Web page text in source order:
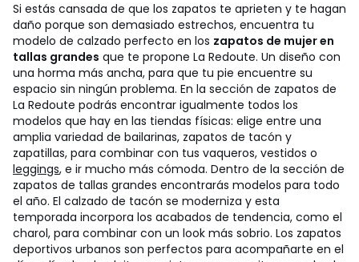
Si estás cansada de que los zapatos te aprieten y te hagan
daño porque son demasiado estrechos, encuentra tu
modelo de calzado perfecto en los zapatos de mujer en
tallas grandes que te propone La Redoute. Un diseño con
una horma más ancha, para que tu pie encuentre su
espacio sin ningún problema. En la sección de zapatos de
La Redoute podrás encontrar igualmente todos los
modelos que hay en las tiendas físicas: elige entre una
amplia variedad de bailarinas, zapatos de tacón y
zapatillas, para combinar con tus vaqueros, vestidos o
leggings, e ir mucho más cómoda. Dentro de la sección de
zapatos de tallas grandes encontrarás modelos para todo
el año. El calzado de tacón se moderniza y esta
temporada incorpora los acabados de tendencia, como el
charol, para combinar con un look más sobrio. Los zapatos
deportivos urbanos son perfectos para acompañarte en el